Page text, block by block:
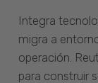
Integra
migra a
operación.
para construir